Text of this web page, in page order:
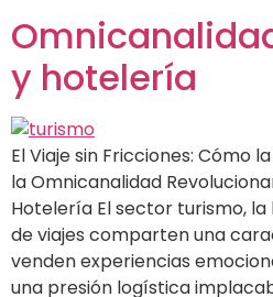
y hotelería
El Viaje sin Fricciones: Cómo
la Omnicanalidad
Hotelería El sector turismo,
de viajes comparten una
venden experiencias
una presión logística